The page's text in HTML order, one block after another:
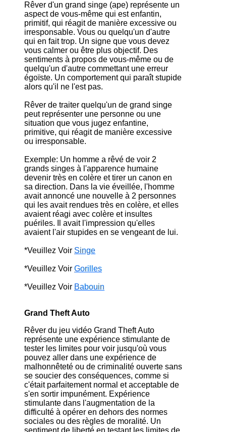
Rêver d'un grand singe (ape) représente un
aspect de vous-même qui est enfantin,
primitif, qui réagit de manière excessive ou
irresponsable. Vous ou quelqu'un d'autre
qui en fait trop. Un signe que vous devez
vous calmer ou être plus objectif. Des
sentiments à propos de vous-même ou de
quelqu'un d'autre commettant une erreur
égoïste. Un comportement qui paraît stupide
alors qu'il ne l'est pas.
Rêver de traiter quelqu'un de grand singe
peut représenter une personne ou une
situation que vous jugez enfantine,
primitive, qui réagit de manière excessive
ou irresponsable.
Exemple: Un homme a rêvé de voir 2
grands singes à l'apparence humaine
devenir très en colère et tirer un canon en
sa direction. Dans la vie éveillée, l'homme
avait annoncé une nouvelle à 2 personnes
qui les avait rendues très en colère, et elles
avaient réagi avec colère et insultes
puériles. Il avait l'impression qu'elles
avaient l'air stupides en se vengeant de lui.
*Veuillez Voir Singe
*Veuillez Voir Gorilles
*Veuillez Voir Babouin
Grand Theft Auto
Rêver du jeu vidéo Grand Theft Auto
représente une expérience stimulante de
tester les limites pour voir jusqu'où vous
pouvez aller dans une expérience de
malhonnêteté ou de criminalité ouverte sans
se soucier des conséquences, comme si
c'était parfaitement normal et acceptable de
s'en sortir impunément. Expérience
stimulante dans l'augmentation de la
difficulté à opérer en dehors des normes
sociales ou des règles de moralité. Un
sentiment de liberté en testant les limites de